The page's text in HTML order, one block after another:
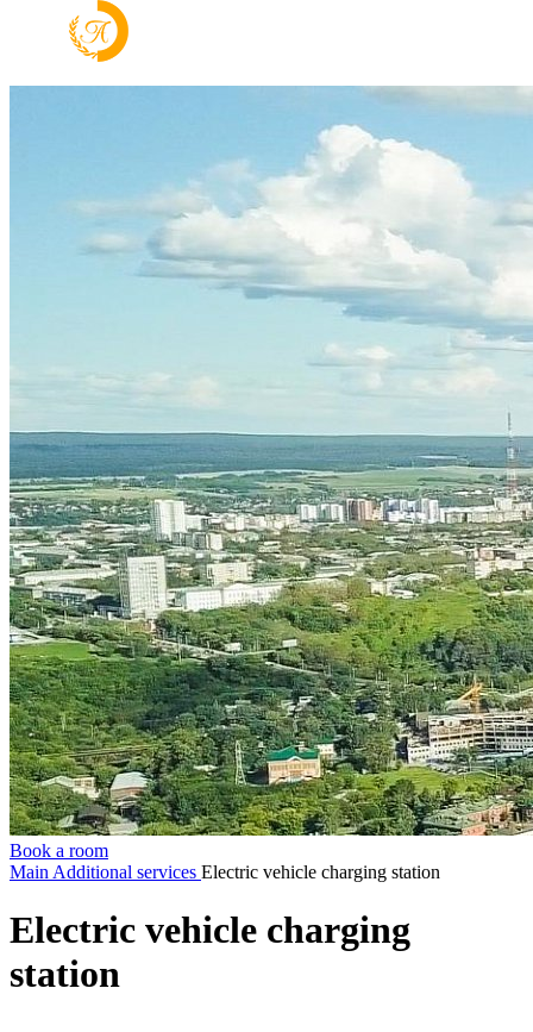
Book a room
Main Additional services Electric vehicle charging station
Electric vehicle charging
station